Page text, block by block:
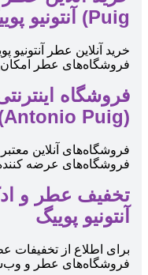
Puig) آنتونیو پوییگ
خرید آنلاین عطر
فروشگاه‌های عطر
فروشگاه
(Antonio Puig) آنتونیو پوییگ
فروشگاه‌های آنلاین
فروشگاه‌های عرضه کننده
آنتونیو پوییگ
برای اطلاع از تخفیفات
فروشگاه‌های عطر و